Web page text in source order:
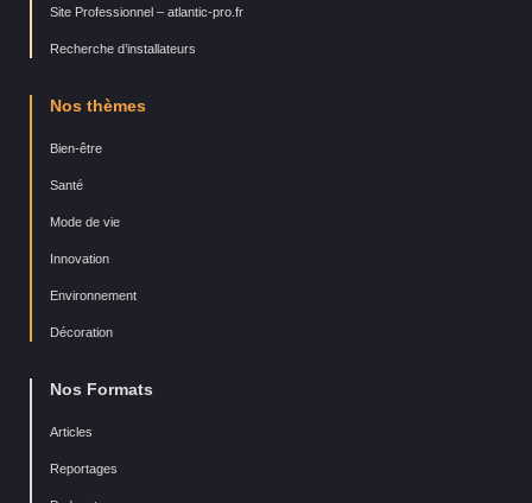
Site Professionnel – atlantic-pro.fr
Recherche d’installateurs
Nos thèmes
Bien-être
Santé
Mode de vie
Innovation
Environnement
Décoration
Nos Formats
Articles
Reportages